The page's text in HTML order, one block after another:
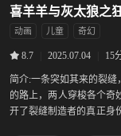
喜羊羊与灰太狼之
动画 儿童 奇幻
8.7 2025.07.04 15
简介:一条突如其来的裂缝
的路上，两人穿梭各个奇
开了裂缝制造者的真正身